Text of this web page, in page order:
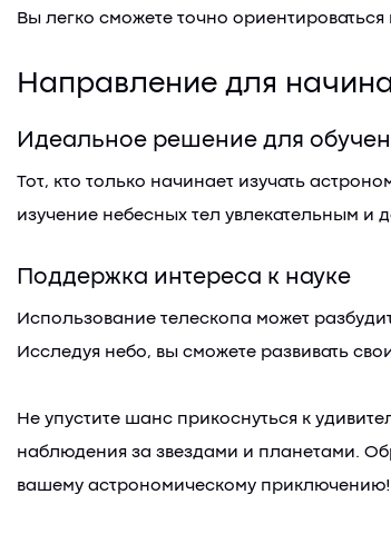
Вы легко сможете точно
Направление для
Идеальное решение для
Тот, кто только начинает изучать
изучение небесных тел увлекательным и
Поддержка интереса к науке
Использование телескопа может
Исследуя небо, вы сможете развивать
Не упустите шанс прикоснуться к
наблюдения за звездами и планетами.
вашему астрономическому приключению!